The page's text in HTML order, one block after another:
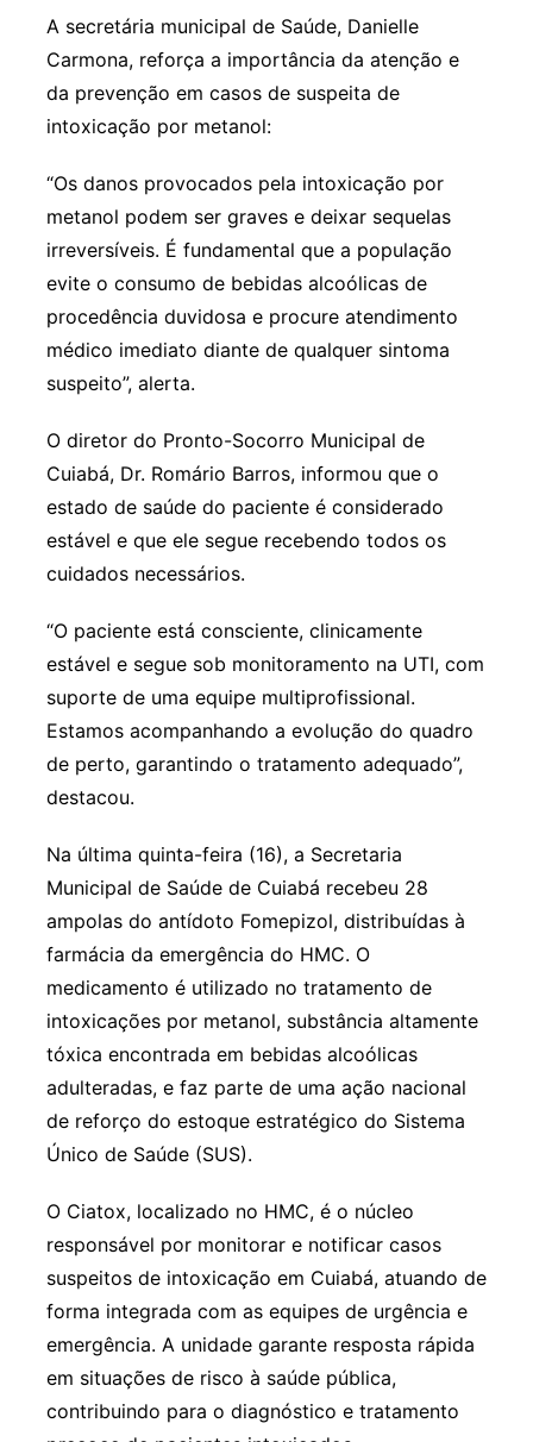
A secretária municipal de Saúde, Danielle
Carmona, reforça a importância da atenção e
da prevenção em casos de suspeita de
intoxicação por metanol:
“Os danos provocados pela intoxicação por
metanol podem ser graves e deixar sequelas
irreversíveis. É fundamental que a população
evite o consumo de bebidas alcoólicas de
procedência duvidosa e procure atendimento
médico imediato diante de qualquer sintoma
suspeito”, alerta.
O diretor do Pronto-Socorro Municipal de
Cuiabá, Dr. Romário Barros, informou que o
estado de saúde do paciente é considerado
estável e que ele segue recebendo todos os
cuidados necessários.
“O paciente está consciente, clinicamente
estável e segue sob monitoramento na UTI, com
suporte de uma equipe multiprofissional.
Estamos acompanhando a evolução do quadro
de perto, garantindo o tratamento adequado”,
destacou.
Na última quinta-feira (16), a Secretaria
Municipal de Saúde de Cuiabá recebeu 28
ampolas do antídoto Fomepizol, distribuídas à
farmácia da emergência do HMC. O
medicamento é utilizado no tratamento de
intoxicações por metanol, substância altamente
tóxica encontrada em bebidas alcoólicas
adulteradas, e faz parte de uma ação nacional
de reforço do estoque estratégico do Sistema
Único de Saúde (SUS).
O Ciatox, localizado no HMC, é o núcleo
responsável por monitorar e notificar casos
suspeitos de intoxicação em Cuiabá, atuando de
forma integrada com as equipes de urgência e
emergência. A unidade garante resposta rápida
em situações de risco à saúde pública,
contribuindo para o diagnóstico e tratamento